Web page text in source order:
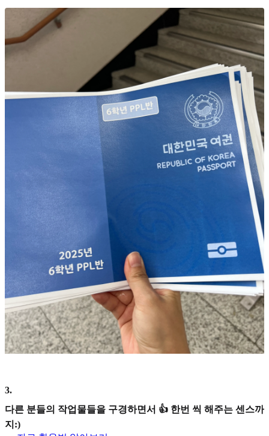
3.
다른 분들의 작업물들을 구경하면서 👍 한번 씩 해주는 센스까
지:)